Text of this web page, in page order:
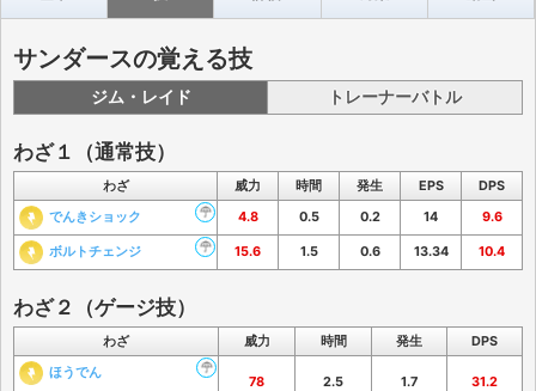
サンダースの覚える技
ジム・レイド トレーナーバトル
わざ１（通常技）
わざ 威力 時間 発生 EPS
DPS
でんきショック
4.8 0.5 0.2 14 9.6
ボルトチェンジ 15.6 1.5 0.6 13.34 10.4
わざ２（ゲージ技）
わざ 威力 時間 発生
DPS
ほうでん
78 2.5 1.7 31.2